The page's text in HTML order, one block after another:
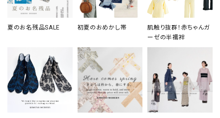
夏のお名残品SALE 初夏のおめかし帯
肌触り抜群！赤ちゃんガ
ーゼの半襦袢